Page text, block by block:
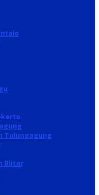
Tulungagung
Blitar